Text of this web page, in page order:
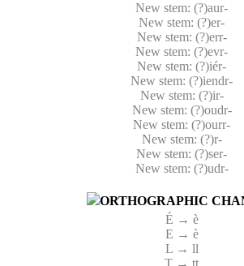
New stem: (?)aur-
New stem: (?)er-
New stem: (?)err-
New stem: (?)evr-
New stem: (?)iér-
New stem: (?)iendr-
New stem: (?)ir-
New stem: (?)oudr-
New stem: (?)ourr-
New stem: (?)r-
New stem: (?)ser-
New stem: (?)udr-
ORTHOGRAPHIC
É → è
E → è
L → ll
T → tt